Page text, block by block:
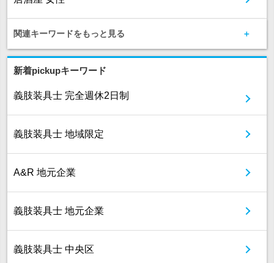
関連キーワードをもっと見る
新着pickupキーワード
義肢装具士 完全週休2日制
義肢装具士 地域限定
A&R 地元企業
義肢装具士 地元企業
義肢装具士 中央区